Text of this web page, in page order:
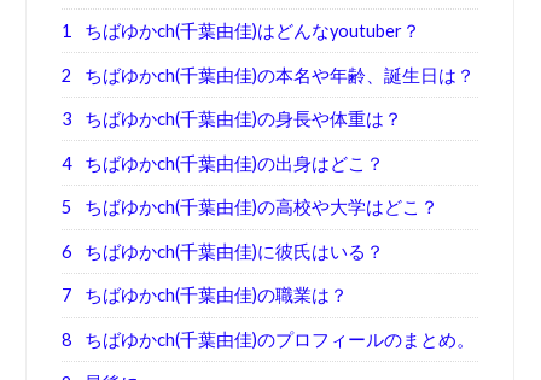
1 ちばゆかch(千葉由佳)はどんなyoutuber？
2 ちばゆかch(千葉由佳)の本名や年齢、誕生日は？
3 ちばゆかch(千葉由佳)の身長や体重は？
4 ちばゆかch(千葉由佳)の出身はどこ？
5 ちばゆかch(千葉由佳)の高校や大学はどこ？
6 ちばゆかch(千葉由佳)に彼氏はいる？
7 ちばゆかch(千葉由佳)の職業は？
8 ちばゆかch(千葉由佳)のプロフィールのまとめ。